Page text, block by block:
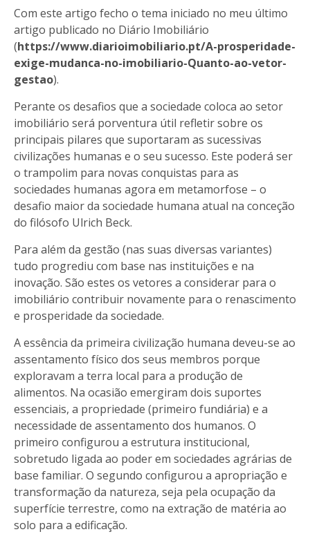
Com este artigo fecho o tema iniciado no meu último
artigo publicado no Diário Imobiliário
(https://www.diarioimobiliario.pt/A-prosperidade-
exige-mudanca-no-imobiliario-Quanto-ao-vetor-
gestao).
Perante os desafios que a sociedade coloca ao setor
imobiliário será porventura útil refletir sobre os
principais pilares que suportaram as sucessivas
civilizações humanas e o seu sucesso. Este poderá ser
o trampolim para novas conquistas para as
sociedades humanas agora em metamorfose – o
desafio maior da sociedade humana atual na conceção
do filósofo Ulrich Beck.
Para além da gestão (nas suas diversas variantes)
tudo progrediu com base nas instituições e na
inovação. São estes os vetores a considerar para o
imobiliário contribuir novamente para o renascimento
e prosperidade da sociedade.
A essência da primeira civilização humana deveu-se ao
assentamento físico dos seus membros porque
exploravam a terra local para a produção de
alimentos. Na ocasião emergiram dois suportes
essenciais, a propriedade (primeiro fundiária) e a
necessidade de assentamento dos humanos. O
primeiro configurou a estrutura institucional,
sobretudo ligada ao poder em sociedades agrárias de
base familiar. O segundo configurou a apropriação e
transformação da natureza, seja pela ocupação da
superfície terrestre, como na extração de matéria ao
solo para a edificação.